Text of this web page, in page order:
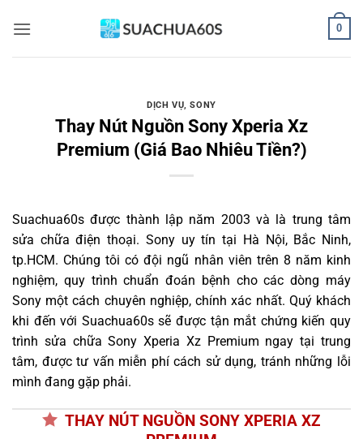
qua
0
DỊCH VỤ,SONY
Thay Nút Nguồn Sony Xperia Xz
Premium (Giá Bao Nhiêu Tiền?)
Suachua60s được thành lập năm 2003 và là trung tâm
sửa chữa điện thoại. Sony uy tín tại Hà Nội, Bắc Ninh,
tp.HCM. Chúng tôi có đội ngũ nhân viên trên 8 năm kinh
nghiệm, quy trình chuẩn đoán bệnh cho các dòng máy
Sony một cách chuyên nghiệp, chính xác nhất. Quý khách
khi đến với Suachua60s sẽ được tận mắt chứng kiến quy
trình sửa chữa Sony Xperia Xz Premium ngay tại trung
tâm, được tư vấn miễn phí cách sử dụng, tránh những lỗi
mình đang gặp phải.
THAY NÚT NGUỒN SONY XPERIA XZ